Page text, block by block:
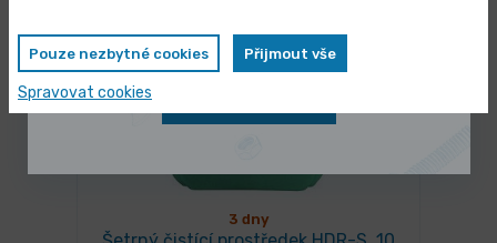
3 dny
Pouze nezbytné cookies Přijmout vše
Spravovat cookies